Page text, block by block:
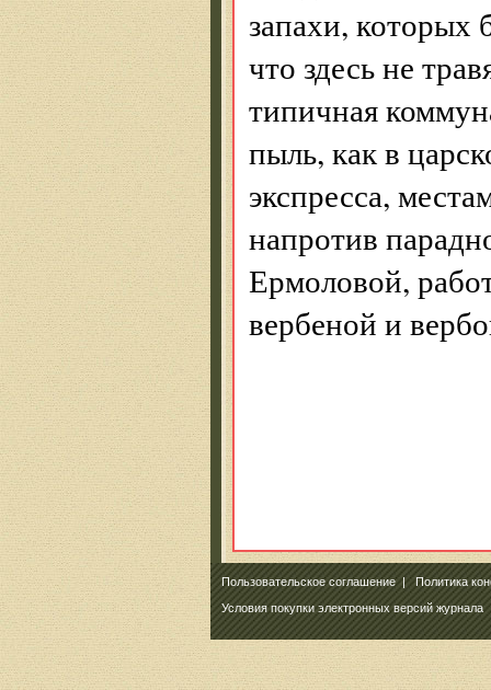
запахи, которых
что здесь не
типичная
пыль, как в
экспресса,
напротив
Ермоловой,
вербеной и
Пользовательское соглашение|Политика
Условия покупки электронных версий журнала